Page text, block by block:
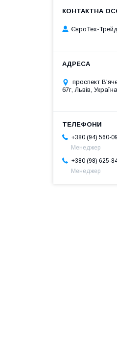
ЄвроТех-Трейд
проспект
67г, Львів, Україна
+380 (94) 560-
Менеджер
+380 (98) 625-
Менеджер